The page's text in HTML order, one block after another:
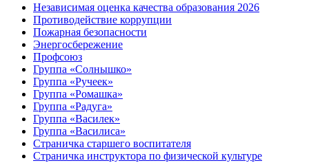
Независимая оценка качества образования 2026
Противодействие коррупции
Пожарная безопасности
Энергосбережение
Профсоюз
Группа «Солнышко»
Группа «Ручеек»
Группа «Ромашка»
Группа «Радуга»
Группа «Василек»
Группа «Василиса»
Страничка старшего воспитателя
Страничка инструктора по физической культуре